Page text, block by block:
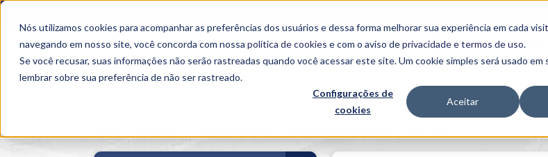
Nós utilizamos cookies para acompanhar as preferências dos usuários e dessa forma melhorar sua experiência em cada
navegando em nosso site, você concorda com nossa política de cookies e com o aviso deprivacidade e termos de uso.
Se você recusar, suas informações não serão rastreadas quando você acessar este site. Um cookie simples será usado em
lembrar sobre sua preferência de não ser rastreado.
Configurações de
cookies
Aceitar
SEMIPRESENCIAL PRESENCIAL EAD BENEFÍCIOS
Acadêmicos